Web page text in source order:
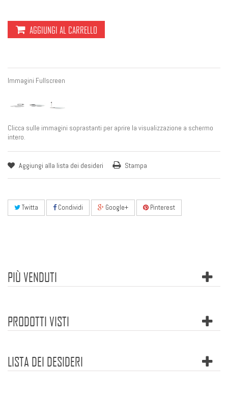
AGGIUNGI AL CARRELLO
Immagini Fullscreen
Clicca sulle immagini soprastanti per aprire la visualizzazione a schermo
intero.
Aggiungi alla lista dei desideri Stampa
Twitta Condividi Google+ Pinterest
PIÙ VENDUTI
PRODOTTI VISTI
LISTA DEI DESIDERI